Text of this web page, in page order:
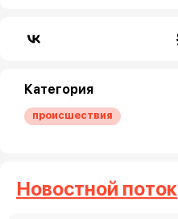
Категория
происшествия
Новостной поток